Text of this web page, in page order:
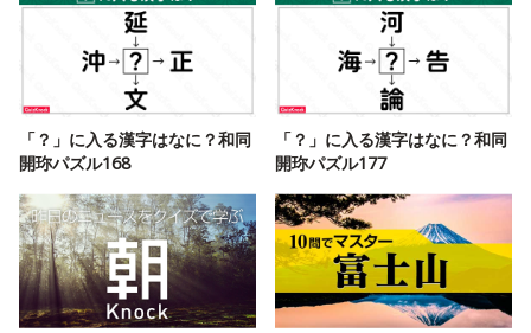
「？」に入る漢字はなに？和同
開珎パズル168
「？」に入る漢字はなに？和同
開珎パズル177